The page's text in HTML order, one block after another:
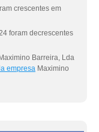
crescentes em
foram decrescentes
Barreira, Lda
empresa Maximino